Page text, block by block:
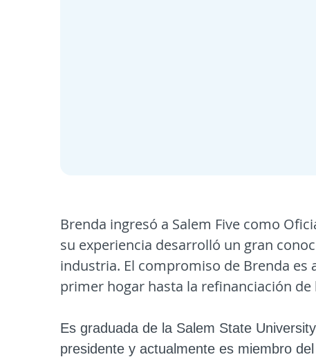
Brenda ingresó a Salem Five como
su experiencia desarrolló un gran
industria. El compromiso de Brenda es
primer hogar hasta la refinanciación de
Es graduada de la Salem State
presidente y actualmente es miembro